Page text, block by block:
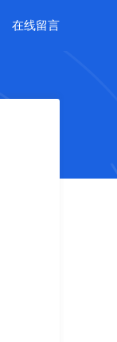
在线留言